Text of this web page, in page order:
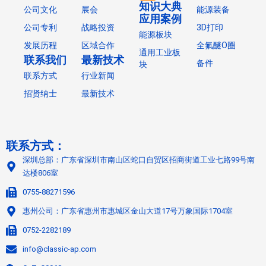
公司文化
公司专利
发展历程
联系我们
联系方式
招贤纳士
展会
战略投资
区域合作
最新技术
行业新闻
最新技术
知识大典
应用案例
能源板块
通用工业板
块
能源装备
3D打印
全氟醚O圈
备件
联系方式：
深圳总部：广东省深圳市南山区蛇口自贸区招商街道工业七路99号南
达楼806室
0755-88271596
惠州公司：广东省惠州市惠城区金山大道17号万象国际1704室
0752-2282189
info@classic-ap.com